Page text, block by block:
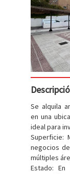
Se alquila
en una
ideal para
Superficie:
negocios
múltiples
Estado: